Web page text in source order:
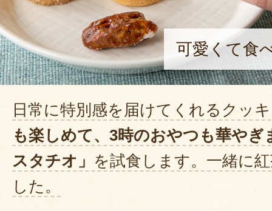
可愛くて食
日常に特別感を届けてくれるクッ
も楽しめて、3時のおやつも華やぎ
スタチオ」
を試食します。一緒に
した。